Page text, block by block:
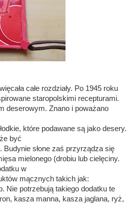
całe rozdziały. Po 1945 roku
staropolskimi recepturami.
deserowym. Znano i poważano
które podawane są jako desery.
być
Budynie słone zaś przyrządza się
mielonego (drobiu lub cielęciny.
w
mącznych takich jak:
Nie potrzebują takiego dodatku te
kasza manna, kasza jaglana, ryż,